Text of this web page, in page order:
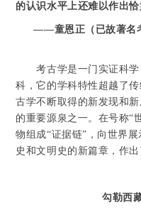
的认识水平上还难以作出恰
——童恩正（已故著名
考古学是一门实证科学
科，它的学科特性超越了
古学不断取得的新发现和
的重要源泉之一。在号称“
物组成“证据链”，向世界
史和文明史的新篇章，作出
勾勒西